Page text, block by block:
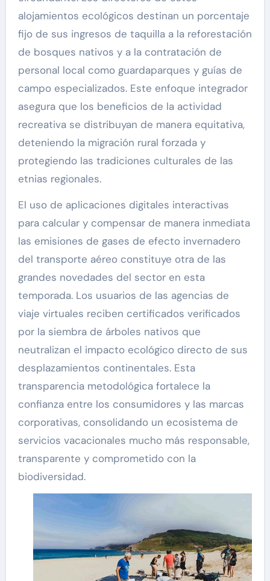
alojamientos ecológicos destinan un porcentaje
fijo de sus ingresos de taquilla a la reforestación
de bosques nativos y a la contratación de
personal local como guardaparques y guías de
campo especializados. Este enfoque integrador
asegura que los beneficios de la actividad
recreativa se distribuyan de manera equitativa,
deteniendo la migración rural forzada y
protegiendo las tradiciones culturales de las
etnias regionales.
El uso de aplicaciones digitales interactivas
para calcular y compensar de manera inmediata
las emisiones de gases de efecto invernadero
del transporte aéreo constituye otra de las
grandes novedades del sector en esta
temporada. Los usuarios de las agencias de
viaje virtuales reciben certificados verificados
por la siembra de árboles nativos que
neutralizan el impacto ecológico directo de sus
desplazamientos continentales. Esta
transparencia metodológica fortalece la
confianza entre los consumidores y las marcas
corporativas, consolidando un ecosistema de
servicios vacacionales mucho más responsable,
transparente y comprometido con la
biodiversidad.